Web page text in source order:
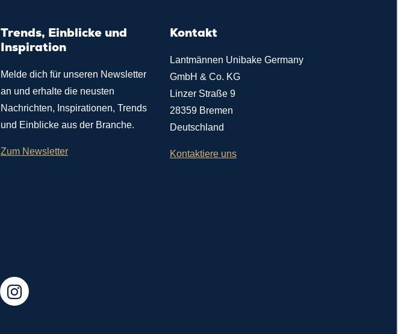
Trends, Einblicke und
Inspiration
Melde dich für unseren Newsletter
an und erhalte die neusten
Nachrichten, Inspirationen, Trends
und Einblicke aus der Branche.
Zum Newsletter
Kontakt
Lantmännen Unibake Germany
GmbH & Co. KG
Linzer Straße 9
28359 Bremen
Deutschland
Kontaktiere uns